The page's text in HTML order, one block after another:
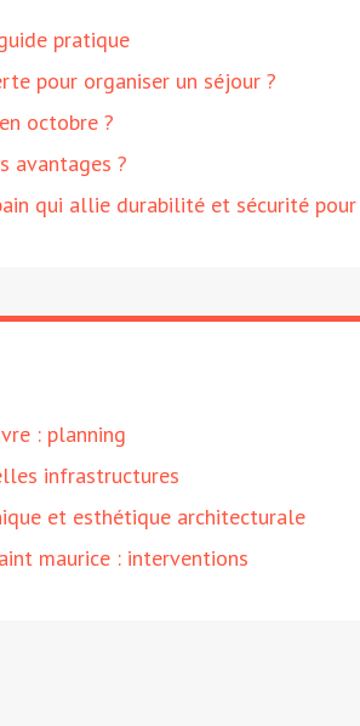
pratique
pour organiser un séjour ?
octobre ?
avantages ?
qui allie durabilité et sécurité
: planning
infrastructures
et esthétique architecturale
maurice : interventions